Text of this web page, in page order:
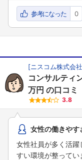
参考になった 0
[ニスコム株式会社
コンサルティ
万円 の口コミ
3.8
女性の働きやす
女性社員が多く活
すい環境が整って